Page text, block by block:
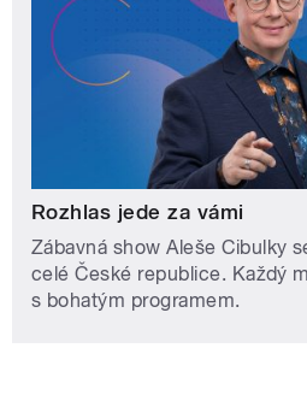
Rozhlas jede za vámi
Zábavná show Aleše Cibulky
celé České republice. Každý
s bohatým programem.